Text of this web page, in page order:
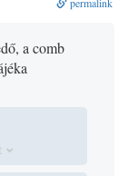
a comb